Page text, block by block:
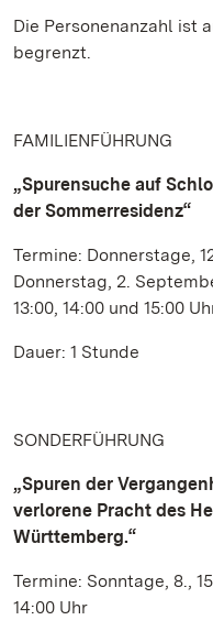
Die Personenanzahl ist
begrenzt.
FAMILIENFÜHRUNG
„Spurensuche auf
der Sommerresidenz“
Termine: Donnerstage,
Donnerstag, 2.
13:00, 14:00 und 15:00
Dauer: 1 Stunde
SONDERFÜHRUNG
„Spuren der
verlorene Pracht des
Württemberg.“
Termine: Sonntage, 8.,
14:00 Uhr